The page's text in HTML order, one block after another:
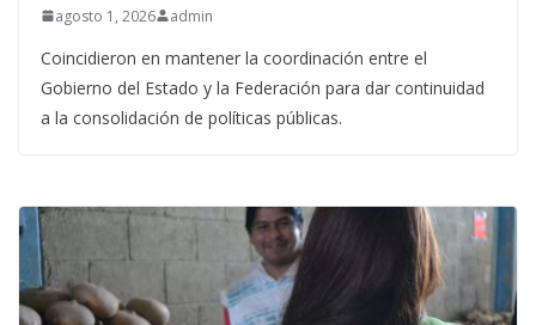
agosto 1, 2026 admin
Coincidieron en mantener la coordinación entre el
Gobierno del Estado y la Federación para dar continuidad
a la consolidación de políticas públicas.